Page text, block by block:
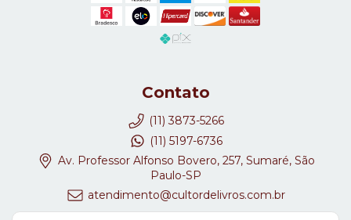
Contato
(11) 3873-5266
(11) 5197-6736
Av. Professor Alfonso Bovero, 257, Sumaré, São
Paulo-SP
atendimento@cultordelivros.com.br